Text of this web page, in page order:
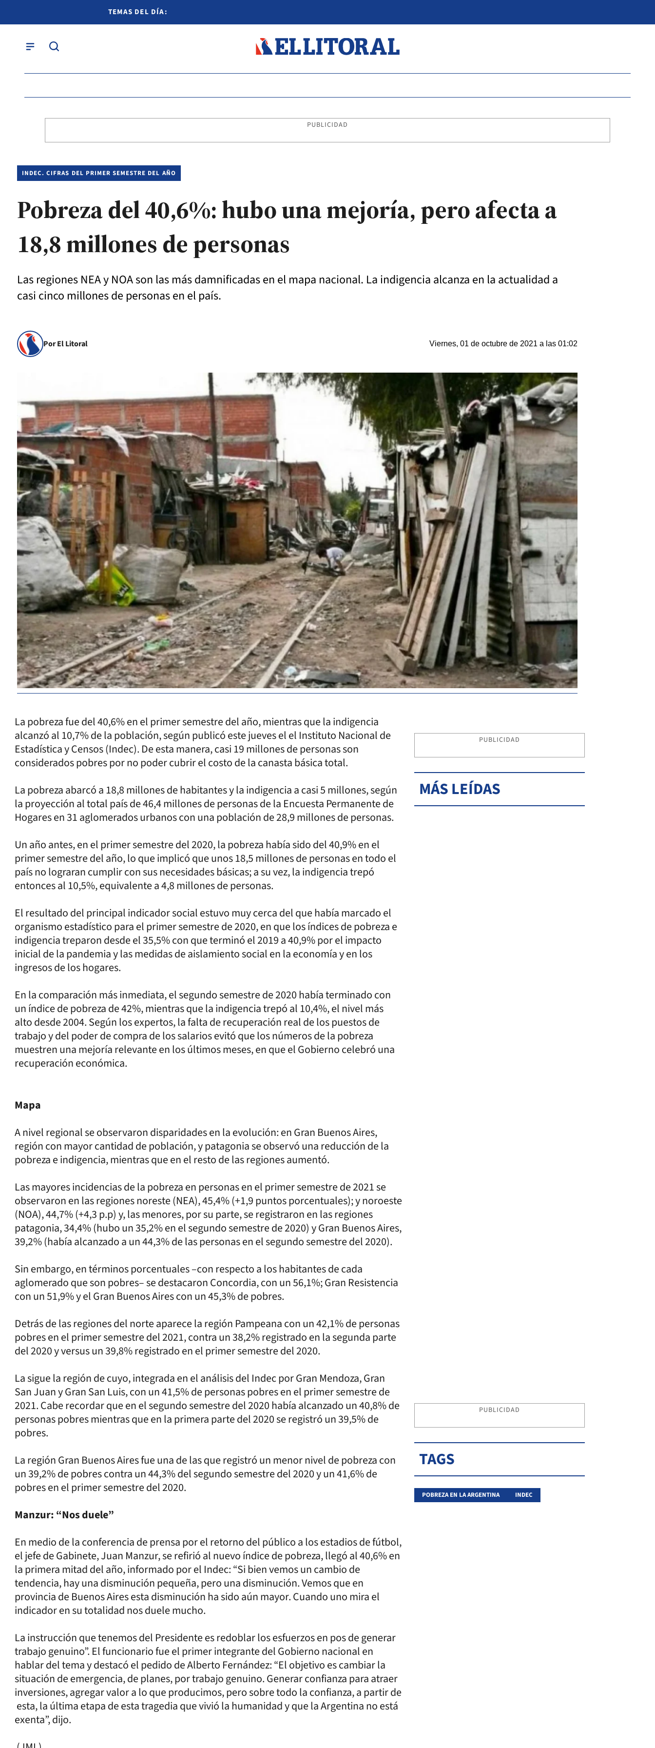
TEMAS DEL DÍA:
PUBLICIDAD
INDEC. CIFRAS DEL PRIMER SEMESTRE DEL AÑO
Pobreza del 40,6%: hubo una mejoría, pero afecta a
18,8 millones de personas
Las regiones NEA y NOA son las más damnificadas en el mapa nacional. La indigencia alcanza en la actualidad a
casi cinco millones de personas en el país.
Por El Litoral Viernes, 01 de octubre de 2021 a las 01:02
La pobreza fue del 40,6% en el primer semestre del año, mientras que la indigencia
alcanzó al 10,7% de la población, según publicó este jueves el el Instituto Nacional de
Estadística y Censos (Indec). De esta manera, casi 19 millones de personas son
considerados pobres por no poder cubrir el costo de la canasta básica total.
La pobreza abarcó a 18,8 millones de habitantes y la indigencia a casi 5 millones, según
la proyección al total país de 46,4 millones de personas de la Encuesta Permanente de
Hogares en 31 aglomerados urbanos con una población de 28,9 millones de personas.
Un año antes, en el primer semestre del 2020, la pobreza había sido del 40,9% en el
primer semestre del año, lo que implicó que unos 18,5 millones de personas en todo el
país no lograran cumplir con sus necesidades básicas; a su vez, la indigencia trepó
entonces al 10,5%, equivalente a 4,8 millones de personas.
El resultado del principal indicador social estuvo muy cerca del que había marcado el
organismo estadístico para el primer semestre de 2020, en que los índices de pobreza e
indigencia treparon desde el 35,5% con que terminó el 2019 a 40,9% por el impacto
inicial de la pandemia y las medidas de aislamiento social en la economía y en los
ingresos de los hogares.
En la comparación más inmediata, el segundo semestre de 2020 había terminado con
un índice de pobreza de 42%, mientras que la indigencia trepó al 10,4%, el nivel más
alto desde 2004. Según los expertos, la falta de recuperación real de los puestos de
trabajo y del poder de compra de los salarios evitó que los números de la pobreza
muestren una mejoría relevante en los últimos meses, en que el Gobierno celebró una
recuperación económica.
Mapa
A nivel regional se observaron disparidades en la evolución: en Gran Buenos Aires,
región con mayor cantidad de población, y patagonia se observó una reducción de la
pobreza e indigencia, mientras que en el resto de las regiones aumentó.
Las mayores incidencias de la pobreza en personas en el primer semestre de 2021 se
observaron en las regiones noreste (NEA), 45,4% (+1,9 puntos porcentuales); y noroeste
(NOA), 44,7% (+4,3 p.p) y, las menores, por su parte, se registraron en las regiones
patagonia, 34,4% (hubo un 35,2% en el segundo semestre de 2020) y Gran Buenos Aires,
39,2% (había alcanzado a un 44,3% de las personas en el segundo semestre del 2020).
Sin embargo, en términos porcentuales –con respecto a los habitantes de cada
aglomerado que son pobres– se destacaron Concordia, con un 56,1%; Gran Resistencia
con un 51,9% y el Gran Buenos Aires con un 45,3% de pobres.
Detrás de las regiones del norte aparece la región Pampeana con un 42,1% de personas
pobres en el primer semestre del 2021, contra un 38,2% registrado en la segunda parte
del 2020 y versus un 39,8% registrado en el primer semestre del 2020.
La sigue la región de cuyo, integrada en el análisis del Indec por Gran Mendoza, Gran
San Juan y Gran San Luis, con un 41,5% de personas pobres en el primer semestre de
2021. Cabe recordar que en el segundo semestre del 2020 había alcanzado un 40,8% de
personas pobres mientras que en la primera parte del 2020 se registró un 39,5% de
pobres.
La región Gran Buenos Aires fue una de las que registró un menor nivel de pobreza con
un 39,2% de pobres contra un 44,3% del segundo semestre del 2020 y un 41,6% de
pobres en el primer semestre del 2020.
Manzur: “Nos duele”
En medio de la conferencia de prensa por el retorno del público a los estadios de fútbol,
el jefe de Gabinete, Juan Manzur, se refirió al nuevo índice de pobreza, llegó al 40,6% en
la primera mitad del año, informado por el Indec: “Si bien vemos un cambio de
tendencia, hay una disminución pequeña, pero una disminución. Vemos que en
provincia de Buenos Aires esta disminución ha sido aún mayor. Cuando uno mira el
indicador en su totalidad nos duele mucho.
La instrucción que tenemos del Presidente es redoblar los esfuerzos en pos de generar
trabajo genuino”. El funcionario fue el primer integrante del Gobierno nacional en
hablar del tema y destacó el pedido de Alberto Fernández: “El objetivo es cambiar la
situación de emergencia, de planes, por trabajo genuino. Generar confianza para atraer
inversiones, agregar valor a lo que producimos, pero sobre todo la confianza, a partir de
esta, la última etapa de esta tragedia que vivió la humanidad y que la Argentina no está
exenta”, dijo.
PUBLICIDAD
MÁS LEÍDAS
PUBLICIDAD
TAGS
POBREZA EN LA ARGENTINA INDEC